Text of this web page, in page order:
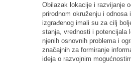
Obilazak lokacije i razvijanje
prirodnom okruženju i odnosa
izgrađenog imali su za cilj
stanja, vrednosti i potencijala
njenih osnovnih problema i
značajnih za formiranje
ideja o razvojnim